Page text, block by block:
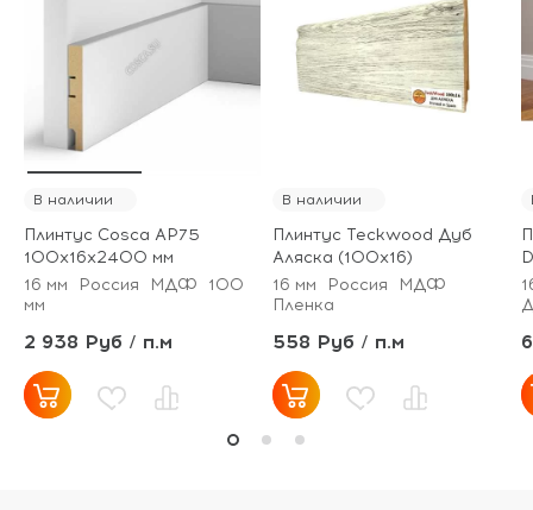
В наличии
Плинтус Сosca AP75
100x16x2400 мм
16 мм
Россия МДФ
100
мм
2 938 Руб / п.м
В наличии
Плинтус Teckwood Дуб
Аляска (100х16)
16 мм
Россия
МДФ
Пленка
558 Руб / п.м